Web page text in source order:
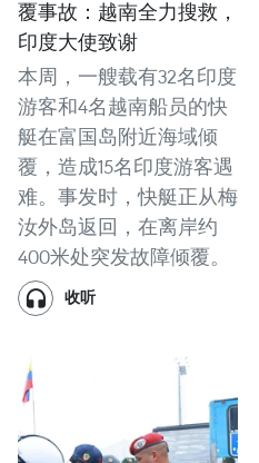
覆事故：越南全力搜救，
印度大使致谢
本周，一艘载有32名印度
游客和4名越南船员的快
艇在富国岛附近海域倾
覆，造成15名印度游客遇
难。事发时，快艇正从梅
汝外岛返回，在离岸约
400米处突发故障倾覆。
收听